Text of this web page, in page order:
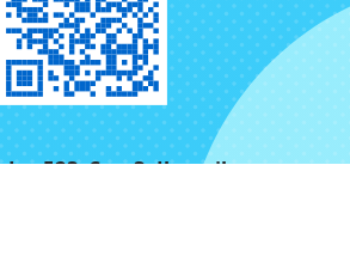
Ln. 523, Sec. 3, Jhongjheng